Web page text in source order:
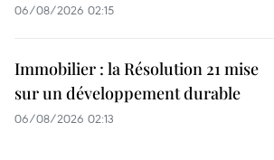
06/08/2026 02:15
Immobilier : la Résolution 21 mise
sur un développement durable
06/08/2026 02:13